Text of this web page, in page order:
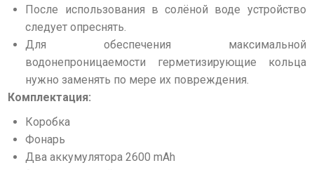
После использования в солёной воде устройство
следует опреснять.
Для обеспечения максимальной
водонепроницаемости герметизирующие кольца
нужно заменять по мере их повреждения.
Комплектация:
Коробка
Фонарь
Два аккумулятора 2600 mAh